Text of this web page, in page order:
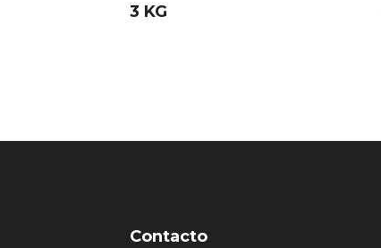
3 KG
Contacto